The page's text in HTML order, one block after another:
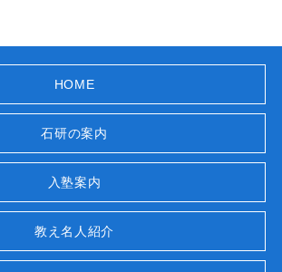
HOME
石研の案内
入塾案内
教え名人紹介